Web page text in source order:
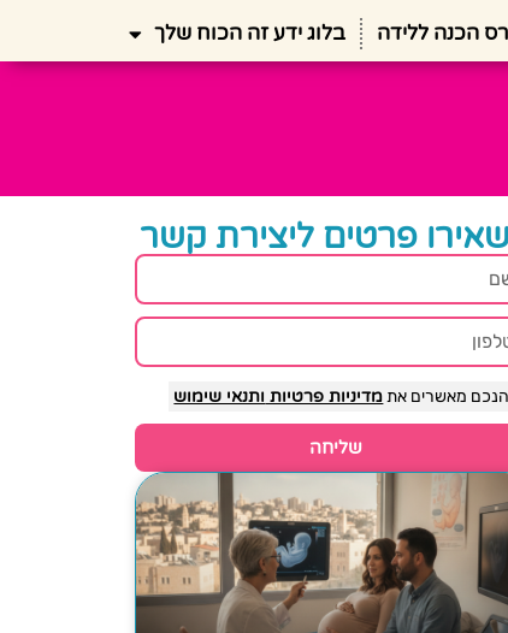
הכנה ללידה בלוג ידע זה הכוח שלך
פרטים ליצירת קשר
הנכם מאשרים אתמדיניות פרטיות ותנאי שימוש
שליחה